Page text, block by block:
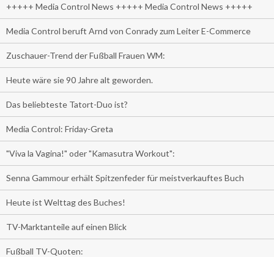
+++++ Media Control News +++++ Media Control News +++++
Media Control beruft Arnd von Conrady zum Leiter E-Commerce
Zuschauer-Trend der Fußball Frauen WM:
Heute wäre sie 90 Jahre alt geworden.
Das beliebteste Tatort-Duo ist?
Media Control: Friday-Greta
"Viva la Vagina!" oder "Kamasutra Workout":
Senna Gammour erhält Spitzenfeder für meistverkauftes Buch
Heute ist Welttag des Buches!
TV-Marktanteile auf einen Blick
Fußball TV-Quoten: